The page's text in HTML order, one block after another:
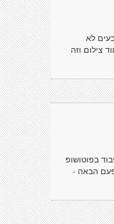
לא
צילום וזה
בפוטושופ
הבאה -